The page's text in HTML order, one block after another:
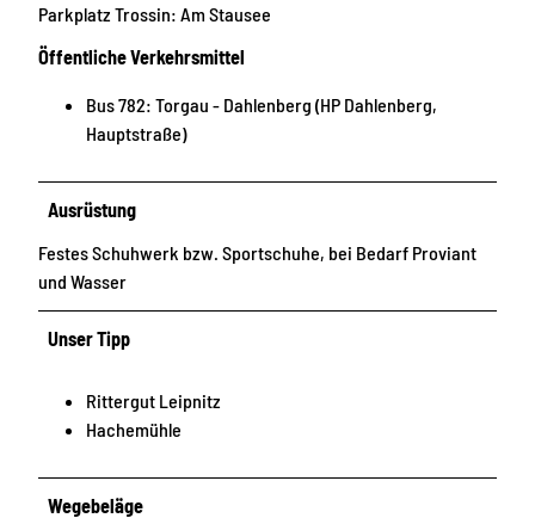
Parkplatz Trossin: Am Stausee
Öffentliche Verkehrsmittel
Bus 782: Torgau - Dahlenberg (HP Dahlenberg,
Hauptstraße)
Ausrüstung
Festes Schuhwerk bzw. Sportschuhe, bei Bedarf Proviant
und Wasser
Unser Tipp
Rittergut Leipnitz
Hachemühle
Wegebeläge